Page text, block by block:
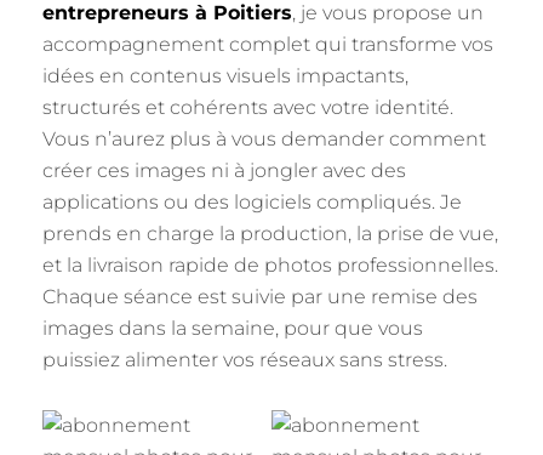
entrepreneurs à Poitiers, je vous propose un
accompagnement complet qui transforme vos
idées en contenus visuels impactants,
structurés et cohérents avec votre identité.
Vous n’aurez plus à vous demander comment
créer ces images ni à jongler avec des
applications ou des logiciels compliqués. Je
prends en charge la production, la prise de vue,
et la livraison rapide de photos professionnelles.
Chaque séance est suivie par une remise des
images dans la semaine, pour que vous
puissiez alimenter vos réseaux sans stress.